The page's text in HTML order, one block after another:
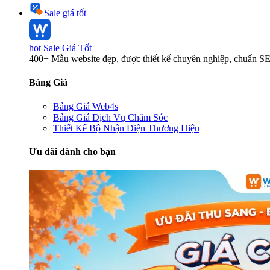
Sale giá tốt
hot Sale Giá Tốt
400+ Mẫu website đẹp, được thiết kế chuyên nghiệp, chuẩn
Bảng Giá
Bảng Giá Web4s
Bảng Giá Dịch Vụ Chăm Sóc
Thiết Kế Bộ Nhận Diện Thương Hiệu
Ưu đãi dành cho bạn